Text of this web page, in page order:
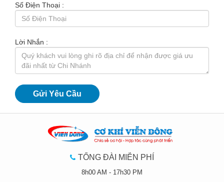
Số Điện Thoại :
Lời Nhắn :
TỔNG ĐÀI MIỄN PHÍ
8h00 AM - 17h30 PM